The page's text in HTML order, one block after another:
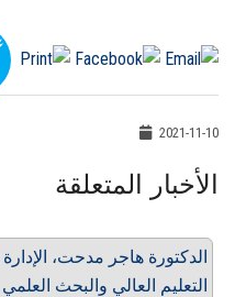
2021-11-10
الأخبار المتعلقة
الدكتورة هاجر مدحت،
التعليم العالي والبحث العلمي